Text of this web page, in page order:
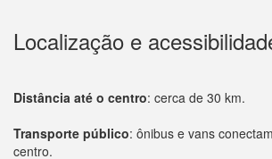
Localização e
Distância até o centro: cerca de 30 km.
Transporte público: ônibus e vans
centro.